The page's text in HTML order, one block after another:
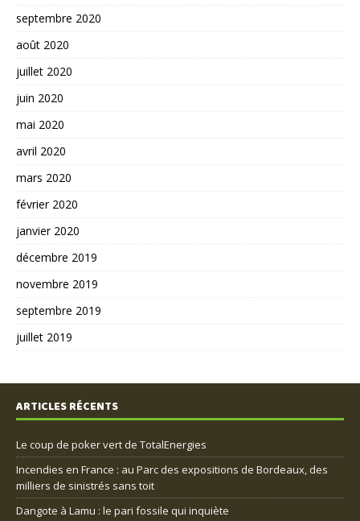
septembre 2020
août 2020
juillet 2020
juin 2020
mai 2020
avril 2020
mars 2020
février 2020
janvier 2020
décembre 2019
novembre 2019
septembre 2019
juillet 2019
ARTICLES RÉCENTS
Le coup de poker vert de TotalEnergies
Incendies en France : au Parc des expositions de Bordeaux, des
milliers de sinistrés sans toit
Dangote à Lamu : le pari fossile qui inquiète